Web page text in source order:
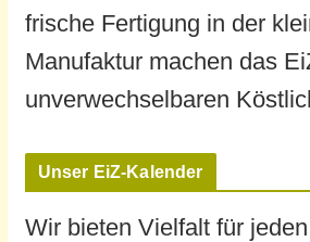
frische Fertigung in der
Manufaktur machen das
unverwechselbaren
Unser EiZ-Kalender
Wir bieten Vielfalt für